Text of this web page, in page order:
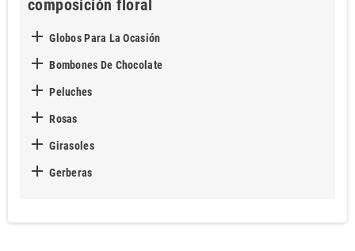
composición floral
 Globos Para La Ocasión
 Bombones De Chocolate
 Peluches
 Rosas
 Girasoles
 Gerberas